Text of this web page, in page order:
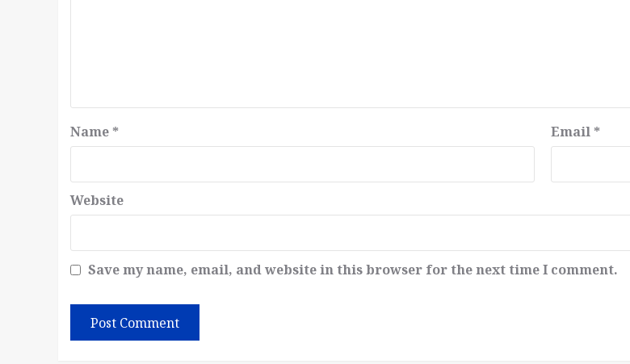
Name * Email *
Website
Save my name, email, and website in this browser for the next time I comment.